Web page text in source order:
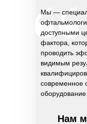
Мы —
доступными
фактора,
проводить
видимым
современное
оборудование.
Нам